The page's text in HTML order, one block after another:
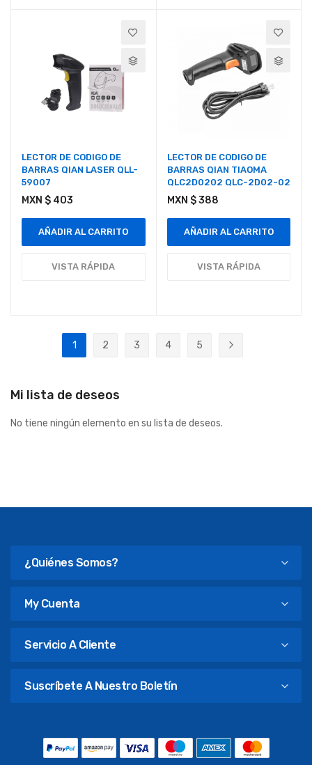
LECTOR DE CODIGO DE
BARRAS QIAN LASER QLL-
59007
MXN $ 403
AÑADIR AL CARRITO
VISTA RÁPIDA
LECTOR DE CODIGO DE
BARRAS QIAN TIAOMA
QLC2D0202 QLC-2D02-02
MXN $ 388
AÑADIR AL CARRITO
VISTA RÁPIDA
Página
Actualmente estás leyendo página
1
2
3
4
5
Mi lista de deseos
No tiene ningún elemento en su lista de deseos.
¿Quiénes Somos?
My Cuenta
Servicio A Cliente
Suscríbete A Nuestro Boletín